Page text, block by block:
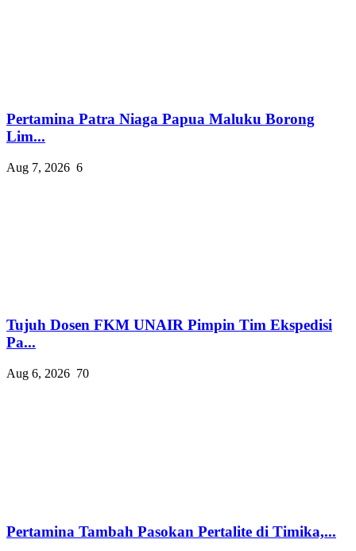
Pertamina Patra Niaga Papua Maluku Borong
Lim...
Aug 7, 2026 6
Tujuh Dosen FKM UNAIR Pimpin Tim Ekspedisi
Pa...
Aug 6, 2026 70
Pertamina Tambah Pasokan Pertalite di Timika,...